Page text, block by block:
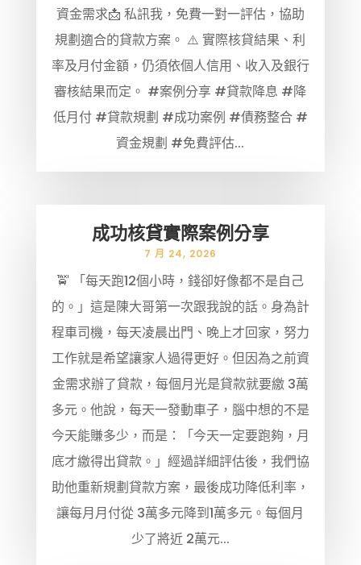
資金需求📩 私訊我，免費一對一評估，協助
規劃適合的貸款方案。 ⚠️ 實際核貸結果、利
率及月付金額，仍須依個人信用、收入及銀行
審核結果而定。 #案例分享 #貸款降息 #降
低月付 #貸款規劃 #成功案例 #債務整合 #
資金規劃 #免費評估...
成功核貸實際案例分享
7 月 24, 2026
🚖 「每天跑12個小時，錢卻好像都不是自己
的。」這是陳大哥第一次跟我說的話。身為計
程車司機，每天凌晨出門、晚上才回家，努力
工作就是希望讓家人過得更好。但因為之前資
金需求辦了貸款，每個月光是貸款就要繳 3萬
多元。他說，每天一發動車子，腦中想的不是
今天能賺多少，而是：「今天一定要跑夠，月
底才繳得出貸款。」經過詳細評估後，我們協
助他重新規劃貸款方案，最後成功降低利率，
讓每月月付從 3萬多元降到1萬多元。每個月
少了將近 2萬元...